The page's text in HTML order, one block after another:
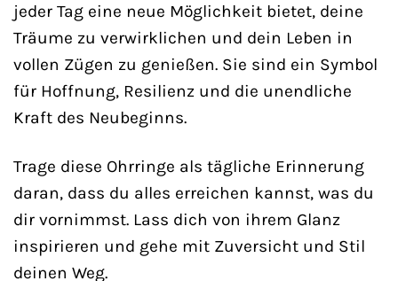
jeder Tag eine neue Möglichkeit bietet, deine
Träume zu verwirklichen und dein Leben in
vollen Zügen zu genießen. Sie sind ein Symbol
für Hoffnung, Resilienz und die unendliche
Kraft des Neubeginns.
Trage diese Ohrringe als tägliche Erinnerung
daran, dass du alles erreichen kannst, was du
dir vornimmst. Lass dich von ihrem Glanz
inspirieren und gehe mit Zuversicht und Stil
deinen Weg.